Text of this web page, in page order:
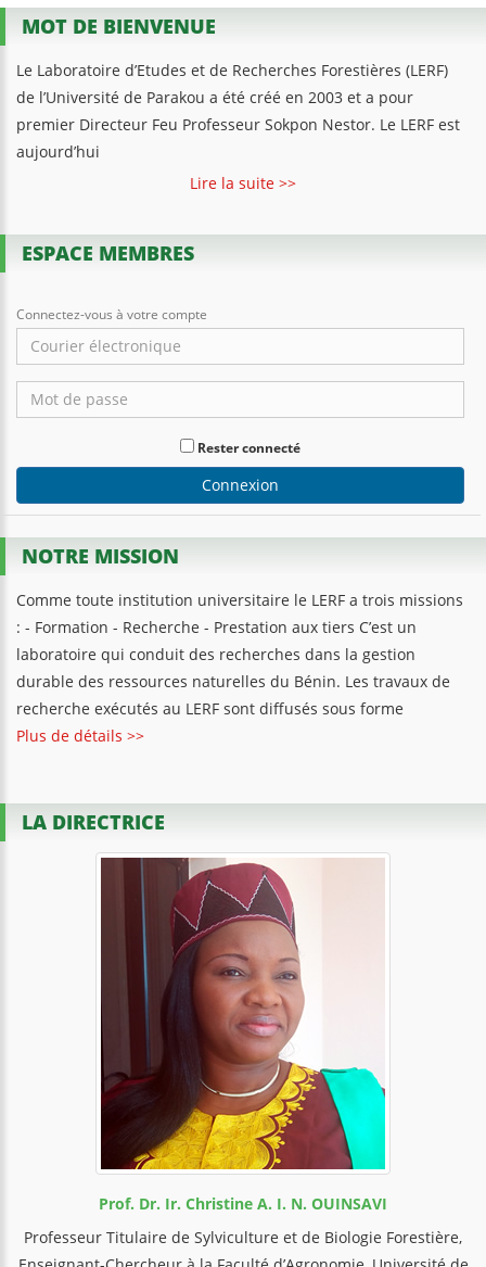
MOT DE BIENVENUE
Le Laboratoire d’Etudes et de Recherches Forestières (LERF)
de l’Université de Parakou a été créé en 2003 et a pour
premier Directeur Feu Professeur Sokpon Nestor. Le LERF est
aujourd’hui
Lire la suite >>
ESPACE MEMBRES
Connectez-vous à votre compte
Rester connecté
Connexion
NOTRE MISSION
Comme toute institution universitaire le LERF a trois missions
: - Formation - Recherche - Prestation aux tiers C’est un
laboratoire qui conduit des recherches dans la gestion
durable des ressources naturelles du Bénin. Les travaux de
recherche exécutés au LERF sont diffusés sous forme
Plus de détails >>
LA DIRECTRICE
Prof. Dr. Ir. Christine A. I. N. OUINSAVI
Professeur Titulaire de Sylviculture et de Biologie Forestière,